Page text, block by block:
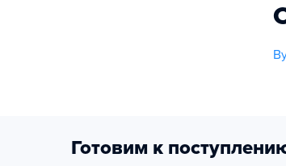
Готовим к